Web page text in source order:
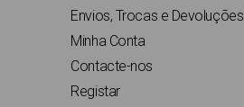
Envios, Trocas e Devoluções
Minha Conta
Contacte-nos
Registar